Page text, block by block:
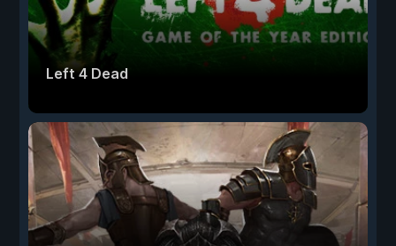
Left 4 Dead